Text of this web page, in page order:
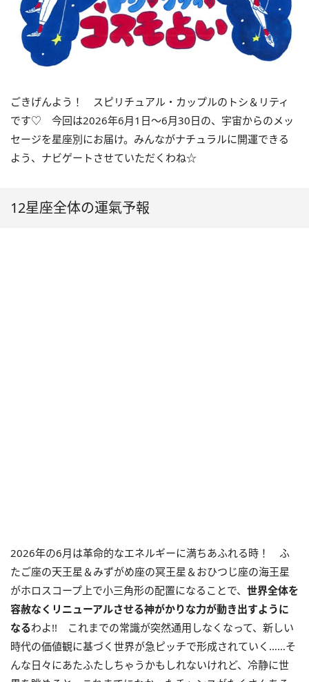
ごきげんよう！ スピリチュアル・カップルのトシ＆リティ
です♡ 今回は2026年6月1日〜6月30日の、宇宙からのメッ
セージを星座別にお届け。みんながナチュラルに開運できる
よう、ナビゲートさせていただくわね☆
12星座全体の運氣予報
2026年の6月は革命的なエネルギーに満ちあふれる時！ ふ
たご座の天王星＆みずがめ座の冥王星＆おひつじ座の海王星
がホロスコープ上で小三角形の配置になることで、 世界全体を
容赦なくリニューアルさせる神がかりな力が動き出すように
なるわよ!! これまでの常識が突然通用しなくなって、新しい
時代の価値観に基づく世界が急ピッチで形成されていく……そ
んな日々にあたふたしちゃうかもしれないけれど、冷静に世